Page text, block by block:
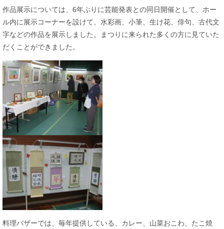
作品展示については、6年ぶりに芸能発表との同日開催として、ホー
ル内に展示コーナーを設けて、水彩画、小筆、生け花、俳句、古代文
字などの作品を展示しました。まつりに来られた多くの方に見ていた
だくことができました。
​料理バザーでは、毎年提供している、カレー、山菜おこわ、たこ焼